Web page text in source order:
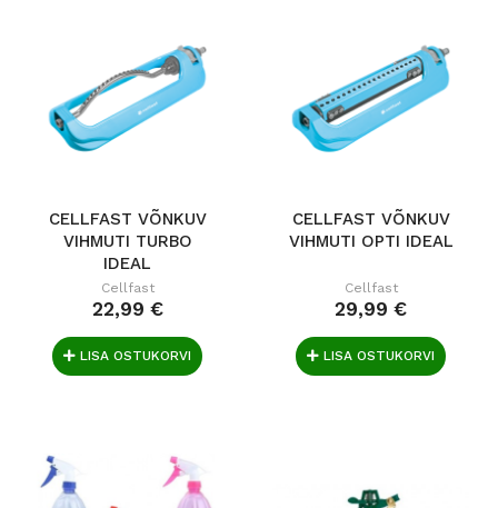
CELLFAST VÕNKUV
VIHMUTI TURBO
IDEAL
Cellfast
22,99 €
LISA OSTUKORVI
CELLFAST VÕNKUV
VIHMUTI OPTI IDEAL
Cellfast
29,99 €
LISA OSTUKORVI